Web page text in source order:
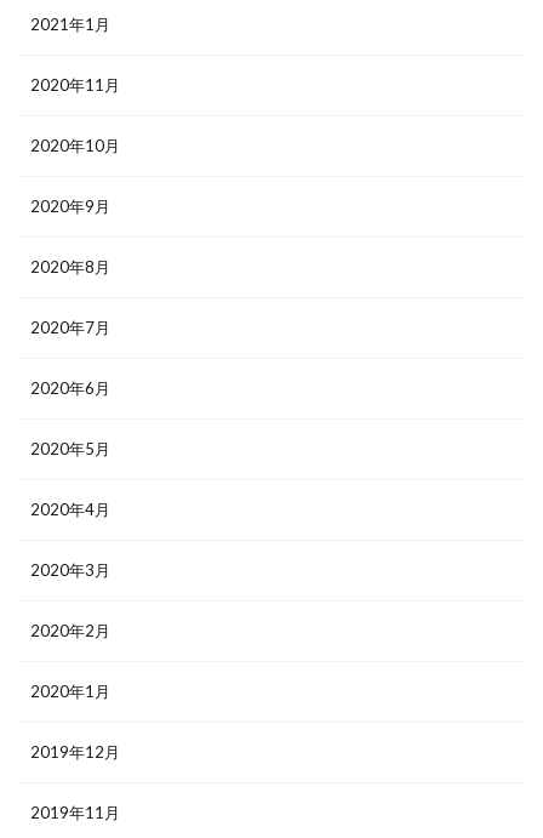
2021年1月
2020年11月
2020年10月
2020年9月
2020年8月
2020年7月
2020年6月
2020年5月
2020年4月
2020年3月
2020年2月
2020年1月
2019年12月
2019年11月